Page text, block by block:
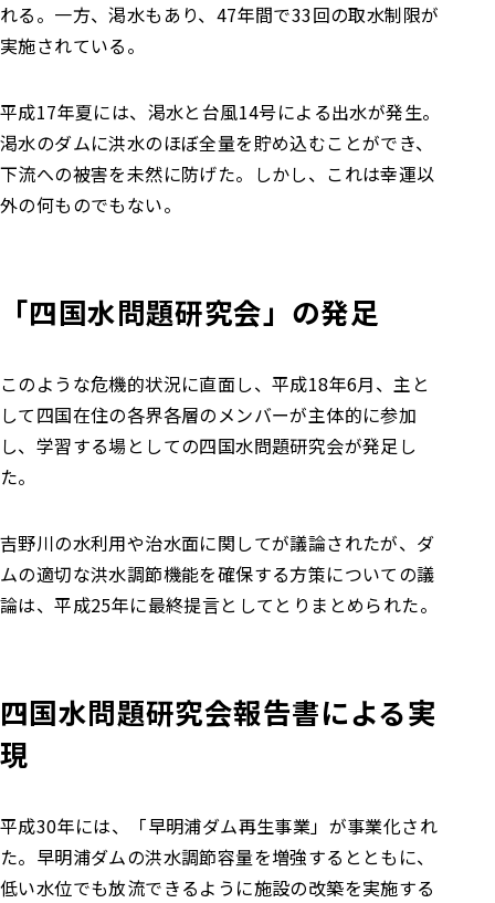
れる。一方、渇水もあり、47年間で33回の取水制限が
実施されている。
平成17年夏には、渇水と台風14号による出水が発生。
渇水のダムに洪水のほぼ全量を貯め込むことができ、
下流への被害を未然に防げた。しかし、これは幸運以
外の何ものでもない。
「四国水問題研究会」の発足
このような危機的状況に直面し、平成18年6月、主と
して四国在住の各界各層のメンバーが主体的に参加
し、学習する場としての四国水問題研究会が発足し
た。
吉野川の水利用や治水面に関してが議論されたが、ダ
ムの適切な洪水調節機能を確保する方策についての議
論は、平成25年に最終提言としてとりまとめられた。
四国水問題研究会報告書による実
現
平成30年には、「早明浦ダム再生事業」が事業化され
た。早明浦ダムの洪水調節容量を増強するとともに、
低い水位でも放流できるように施設の改築を実施する